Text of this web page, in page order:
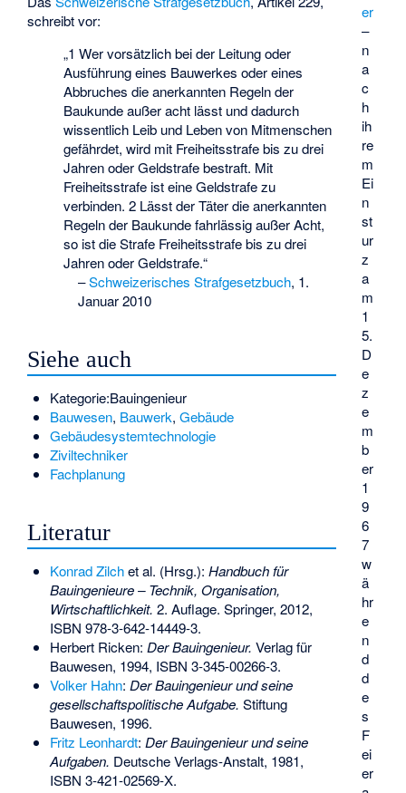
er
–
n
a
c
h
ih
re
m
Ei
n
st
ur
z
a
m
1
5.
D
e
z
e
m
b
er
1
9
6
7
w
ä
hr
e
n
d
d
e
s
F
ei
er
schreibt vor:
„1 Wer vorsätzlich bei der Leitung oder
Ausführung eines Bauwerkes oder eines
Abbruches die anerkannten Regeln der
Baukunde außer acht lässt und dadurch
wissentlich Leib und Leben von Mitmenschen
gefährdet, wird mit Freiheitsstrafe bis zu drei
Jahren oder Geldstrafe bestraft. Mit
Freiheitsstrafe ist eine Geldstrafe zu
verbinden. 2 Lässt der Täter die anerkannten
Regeln der Baukunde fahrlässig außer Acht,
so ist die Strafe Freiheitsstrafe bis zu drei
Jahren oder Geldstrafe.“
–Schweizerisches Strafgesetzbuch, 1.
Januar 2010
Siehe auch
Kategorie:Bauingenieur
Bauwesen, Bauwerk, Gebäude
Gebäudesystemtechnologie
Ziviltechniker
Fachplanung
Literatur
Konrad Zilchet al. (Hrsg.): Handbuch für
Bauingenieure – Technik, Organisation,
Wirtschaftlichkeit. 2. Auflage. Springer, 2012,
ISBN 978-3-642-14449-3.
Herbert Ricken: Der Bauingenieur. Verlag für
Bauwesen, 1994, ISBN 3-345-00266-3.
Volker Hahn: Der Bauingenieur und seine
gesellschaftspolitische Aufgabe. Stiftung
Bauwesen, 1996.
Fritz Leonhardt: Der Bauingenieur und seine
Aufgaben. Deutsche Verlags-Anstalt, 1981,
ISBN 3-421-02569-X.